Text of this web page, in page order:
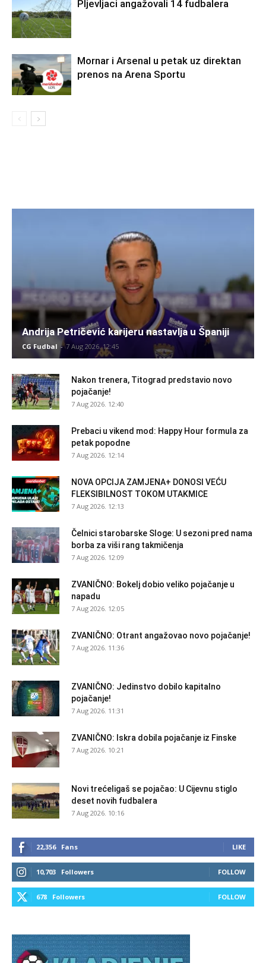
Pljevljaci angažovali 14 fudbalera
Mornar i Arsenal u petak uz direktan
prenos na Arena Sportu
Andrija Petričević karijeru nastavlja u Španiji
CG Fudbal - 7 Aug 2026. 12:45
Nakon trenera, Titograd predstavio novo
pojačanje!
7 Aug 2026. 12:40
Prebaci u vikend mod: Happy Hour formula za
petak popodne
7 Aug 2026. 12:14
NOVA OPCIJA ZAMJENA+ DONOSI VEĆU
FLEKSIBILNOST TOKOM UTAKMICE
7 Aug 2026. 12:13
Čelnici starobarske Sloge: U sezoni pred nama
borba za viši rang takmičenja
7 Aug 2026. 12:09
ZVANIČNO: Bokelj dobio veliko pojačanje u
napadu
7 Aug 2026. 12:05
ZVANIČNO: Otrant angažovao novo pojačanje!
7 Aug 2026. 11:36
ZVANIČNO: Jedinstvo dobilo kapitalno
pojačanje!
7 Aug 2026. 11:31
ZVANIČNO: Iskra dobila pojačanje iz Finske
7 Aug 2026. 10:21
Novi trećeligaš se pojačao: U Cijevnu stiglo
deset novih fudbalera
7 Aug 2026. 10:16
22,356 Fans LIKE
10,703 Followers FOLLOW
678 Followers FOLLOW